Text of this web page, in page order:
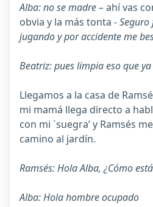
Alba: no se madre – ahí vas
obvia y la más tonta - Seguro
jugando y por accidente me
Beatriz: pues limpia eso que
Llegamos a la casa de
mi mamá llega directo a
con mi `suegra’ y Ramsés
camino al jardín.
Ramsés: Hola Alba, ¿Cómo
Alba: Hola hombre ocupado